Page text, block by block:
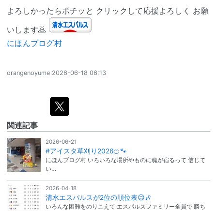
よろしかったらポチッと クリックして応援よろしく お願
いします🙇
にほんブログ村
orangenoyume 2026-06-18 06:13
関連記事
2026-06-21
#アイスタ草刈り2026🍊🐾
にほんブログ村 いろいろな場所やものに魂が宿るって 信じて
い…
2026-04-18
清水エスパルスが2位の順位表😉🎶
いろんな困難をのりこえて エスパルスファミリー全員で 勝ち